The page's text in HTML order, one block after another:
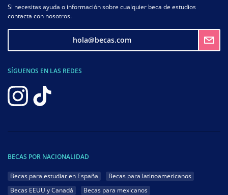
Si necesitas ayuda o información sobre cualquier beca de estudios
contacta con nosotros.
hola@becas.com
SÍGUENOS EN LAS REDES
BECAS POR NACIONALIDAD
Becas para estudiar en España
Becas para latinoamericanos
Becas EEUU y Canadá
Becas para mexicanos